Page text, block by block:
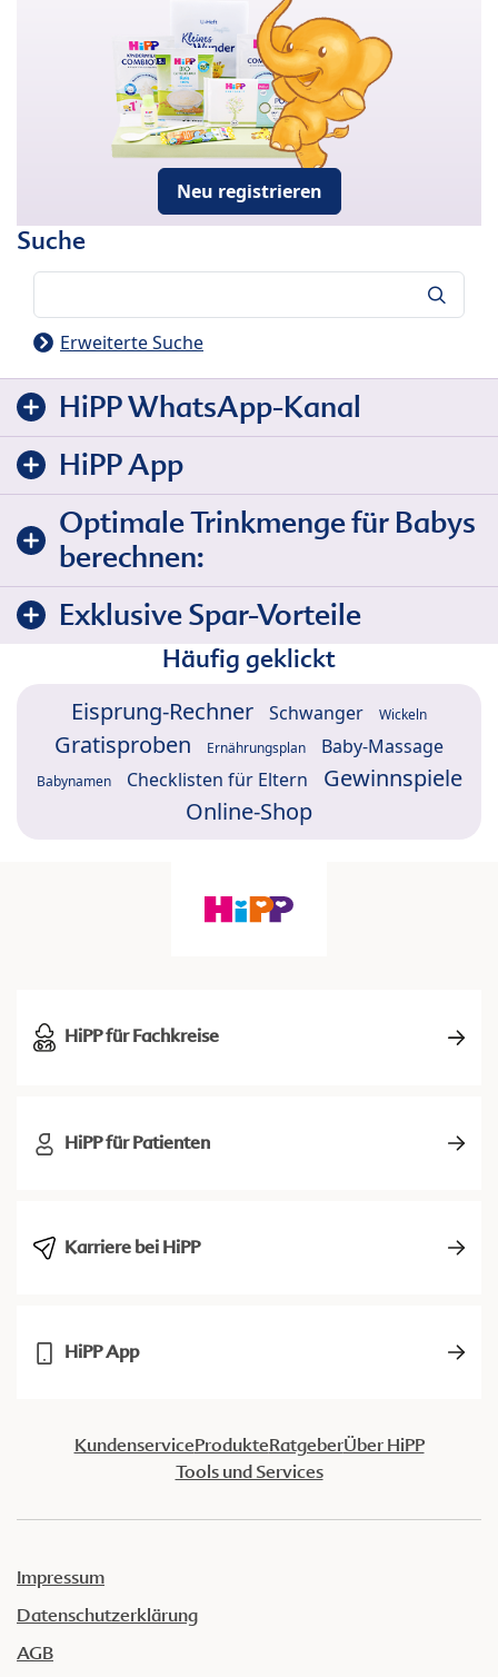
Neu registrieren
Suche
Erweiterte Suche
HiPP WhatsApp-Kanal
HiPP App
Optimale Trinkmenge für Babys
berechnen:
Exklusive Spar-Vorteile
Häufig geklickt
Eisprung-Rechner Schwanger Wickeln
Gratisproben Ernährungsplan Baby-Massage
Babynamen Checklisten für Eltern
Gewinnspiele
Online-Shop
HiPP für Fachkreise
HiPP für Patienten
Karriere bei HiPP
HiPP App
KundenserviceProdukteRatgeberÜber HiPP
Tools und Services
Impressum
Datenschutzerklärung
AGB